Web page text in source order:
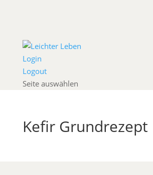
Login
Logout
Seite auswählen
Kefir Grundrezept